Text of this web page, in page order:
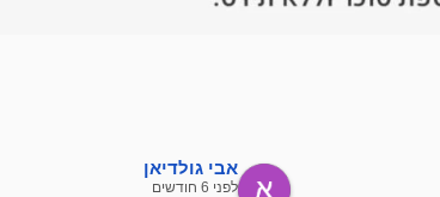
אבי גולדיאן
לפני 6 חודשים